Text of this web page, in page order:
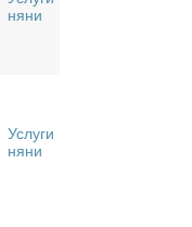
няни
Услуги
няни